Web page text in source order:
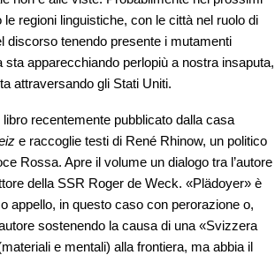
regioni linguistiche, con le città nel ruolo di
discorso tenendo presente i mutamenti
apparecchiando perlopiù a nostra insaputa,
attraversando gli Stati Uniti.
recentemente pubblicato dalla casa
e raccoglie testi di René Rhinow, un politico
Rossa. Apre il volume un dialogo tra l’autore
della SSR Roger de Weck. «Plädoyer» è
appello, in questo caso con perorazione o,
sostenendo la causa di una «Svizzera
e mentali) alla frontiera, ma abbia il